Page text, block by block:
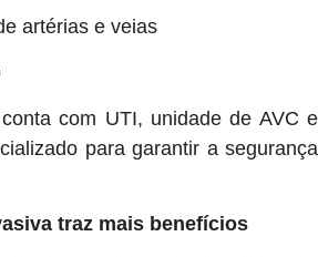
artérias e veias
com UTI, unidade de AVC e
para garantir a segurança
traz mais benefícios